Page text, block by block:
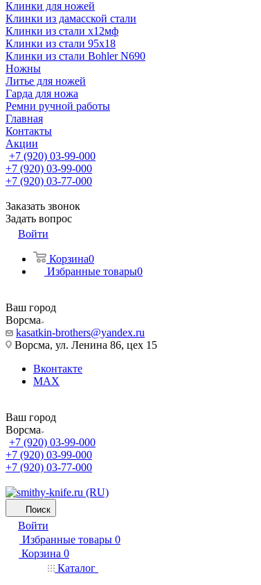
Клинки для ножей
Клинки из дамасской стали
Клинки из стали х12мф
Клинки из стали 95х18
Клинки из стали Bohler N690
Ножны
Литье для ножей
Гарда для ножа
Ремни ручной работы
Главная
Контакты
Акции
+7 (920) 03-99-000
+7 (920) 03-99-000
+7 (920) 03-77-000
Заказать звонок
Задать вопрос
Войти
Корзина0
Избранные товары0
Ваш город
Ворсма
kasatkin-brothers@yandex.ru
Ворсма, ул. Ленина 86, цех 15
Вконтакте
MAX
Ваш город
Ворсма
+7 (920) 03-99-000
+7 (920) 03-99-000
+7 (920) 03-77-000
Поиск
Войти
Избранные товары 0
Корзина 0
Каталог